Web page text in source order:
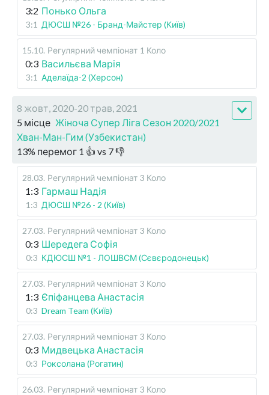
3:2 Понько Ольга
3:1 ДЮСШ №26 - Бранд-Майстер (Київ)
15.10. Регулярний чемпіонат 1 Коло
0:3 Васильєва Марія
3:1 Аделаїда-2 (Херсон)
8 жовт, 2020-20 трав, 2021
5 місце Жіноча Супер Ліга Сезон 2020/2021
Хван-Ман-Гим (Узбекистан)
13% перемог 1 👍 vs 7👎
28.03. Регулярний чемпіонат 3 Коло
1:3 Гармаш Надія
1:3 ДЮСШ №26 - 2 (Київ)
27.03. Регулярний чемпіонат 3 Коло
0:3 Шередега Софія
0:3 КДЮСШ №1 - ЛОШВСМ (Сєвєродонецьк)
27.03. Регулярний чемпіонат 3 Коло
1:3 Єпіфанцева Анастасія
0:3 Dream Team (Київ)
27.03. Регулярний чемпіонат 3 Коло
0:3 Мидвецька Анастасія
0:3 Роксолана (Рогатин)
26.03. Регулярний чемпіонат 3 Коло